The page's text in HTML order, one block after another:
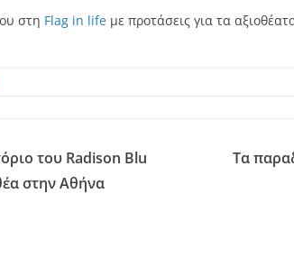
στη Flag in life με προτάσεις για τα
του Radison Blu
στην Αθήνα
Τα